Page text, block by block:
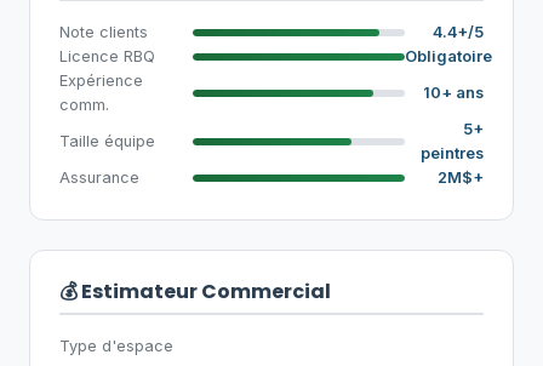
Note clients
4.4+/5
Licence RBQ
Obligatoire
Expérience
comm.
10+ ans
Taille équipe
5+
peintres
Assurance
2M$+
💰 Estimateur Commercial
Type d'espace